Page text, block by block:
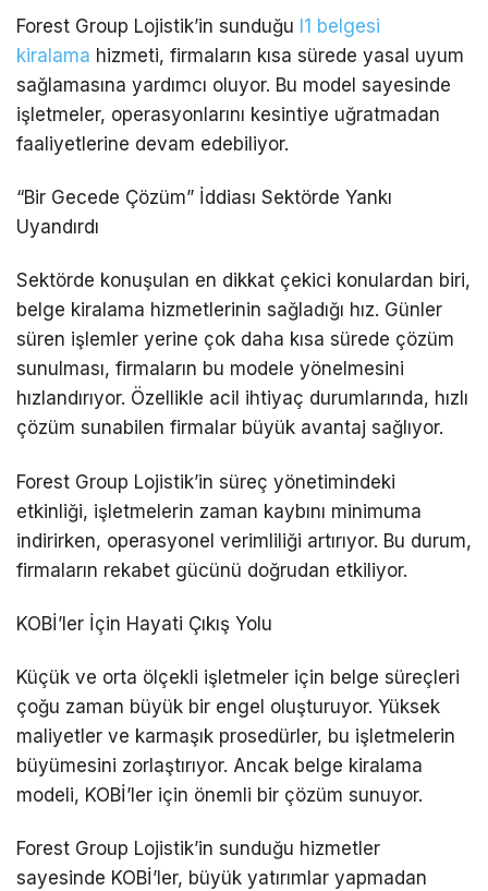
Forest Group Lojistik’in sunduğu l1 belgesi
kiralama hizmeti, firmaların kısa sürede yasal uyum
sağlamasına yardımcı oluyor. Bu model sayesinde
işletmeler, operasyonlarını kesintiye uğratmadan
faaliyetlerine devam edebiliyor.
“Bir Gecede Çözüm” İddiası Sektörde Yankı
Uyandırdı
Sektörde konuşulan en dikkat çekici konulardan biri,
belge kiralama hizmetlerinin sağladığı hız. Günler
süren işlemler yerine çok daha kısa sürede çözüm
sunulması, firmaların bu modele yönelmesini
hızlandırıyor. Özellikle acil ihtiyaç durumlarında, hızlı
çözüm sunabilen firmalar büyük avantaj sağlıyor.
Forest Group Lojistik’in süreç yönetimindeki
etkinliği, işletmelerin zaman kaybını minimuma
indirirken, operasyonel verimliliği artırıyor. Bu durum,
firmaların rekabet gücünü doğrudan etkiliyor.
KOBİ’ler İçin Hayati Çıkış Yolu
Küçük ve orta ölçekli işletmeler için belge süreçleri
çoğu zaman büyük bir engel oluşturuyor. Yüksek
maliyetler ve karmaşık prosedürler, bu işletmelerin
büyümesini zorlaştırıyor. Ancak belge kiralama
modeli, KOBİ’ler için önemli bir çözüm sunuyor.
Forest Group Lojistik’in sunduğu hizmetler
sayesinde KOBİ’ler, büyük yatırımlar yapmadan